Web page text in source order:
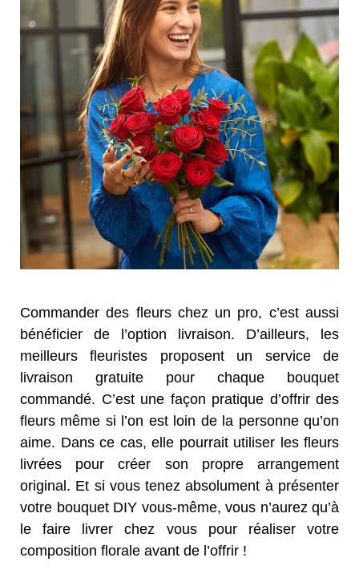
Commander des fleurs chez un pro, c’est aussi
bénéficier de l’option livraison. D’ailleurs, les
meilleurs fleuristes proposent un service de
livraison gratuite pour chaque bouquet
commandé. C’est une façon pratique d’offrir des
fleurs même si l’on est loin de la personne qu’on
aime. Dans ce cas, elle pourrait utiliser les fleurs
livrées pour créer son propre arrangement
original. Et si vous tenez absolument à présenter
votre bouquet DIY vous-même, vous n’aurez qu’à
le faire livrer chez vous pour réaliser votre
composition florale avant de l’offrir !